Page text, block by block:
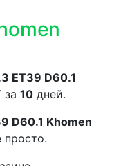
ET39 D60.1
за 10 дней.
D60.1 Khomen
просто.